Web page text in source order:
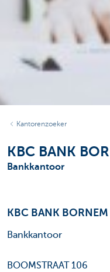
Kantorenzoeker
KBC BANK
Bankkantoor
KBC BANK BORNEM
Bankkantoor
BOOMSTRAAT 106